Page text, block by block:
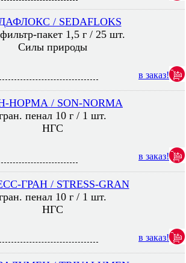
/ SEDAFLOKS
пакет 1,5 г / 25 шт.
Силы природы
в заказ!
НОРМА / SON-NORMA
пенал 10 г / 1 шт.
НГС
в заказ!
ГРАН / STRESS-GRAN
пенал 10 г / 1 шт.
НГС
в заказ!